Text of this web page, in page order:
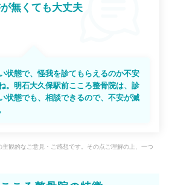
無くても大丈夫
状態で、怪我を診てもらえるのか不安
。明石大久保駅前こころ整骨院は、診
状態でも、相談できるので、不安が減
観的なご意見・ご感想です。その点ご理解の上、一つ